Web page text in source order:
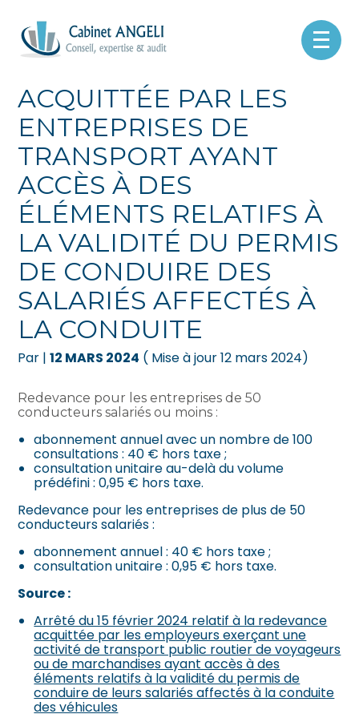
Aller
au
Créer et reprendre une activité
Gérer votre quotidien
Piloter votre entreprise
Développer votre entreprise
Construire votre patrimoine
Être prêt pour la facturation
électronique
Pilotez votre gestion
Suivre votre comptabilité
Gérer vos ressources humaines
Dématérialiser vos documents
ACQUITTÉE PAR LES
ENTREPRISES DE
TRANSPORT AYANT
ACCÈS À DES
ÉLÉMENTS RELATIFS À
LA VALIDITÉ DU PERMIS
DE CONDUIRE DES
SALARIÉS AFFECTÉS À
LA CONDUITE
Par |12 MARS 2024 ( Mise à jour 12 mars 2024)
Redevance pour les entreprises de 50
conducteurs salariés ou moins :
abonnement annuel avec un nombre de 100
consultations : 40 € hors taxe ;
consultation unitaire au-delà du volume
prédéfini : 0,95 € hors taxe.
Redevance pour les entreprises de plus de 50
conducteurs salariés :
abonnement annuel : 40 € hors taxe ;
consultation unitaire : 0,95 € hors taxe.
Source :
Arrêté du 15 février 2024 relatif à la redevance
acquittée par les employeurs exerçant une
activité de transport public routier de voyageurs
ou de marchandises ayant accès à des
éléments relatifs à la validité du permis de
conduire de leurs salariés affectés à la conduite
des véhicules